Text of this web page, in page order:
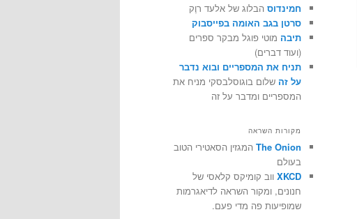
חמינדוס הבלוג של אלעד רוֶק
סרטן בגב האומה בפייסבוק
תיבה מוטי פוגל מבקר ספרים
(ועוד דברים)
תניח את המספריים ובוא נדבר
על זה שלום בוגוסלבסקי מניח את
המספריים ומדבר על זה
מקורות השראה
The Onion המגזין הסאטירי הטוב
בעולם
XKCD ווב קומיקס קלאסי של
חנונים, ומקור השראה לדיאגרמות
שמופיעות פה מדי פעם.